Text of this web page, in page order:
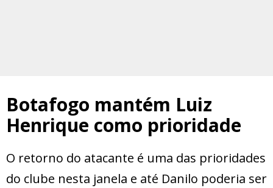
Botafogo mantém Luiz
Henrique como prioridade
O retorno do atacante é uma das prioridades
do clube nesta janela e até Danilo poderia ser